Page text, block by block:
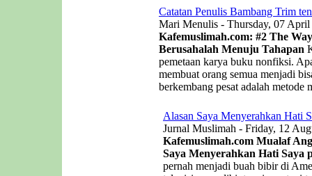
Catatan Penulis Bambang Trim
Mari Menulis - Thursday, 07 April
Kafemuslimah.com: #2 The
Berusahalah Menuju Tahapan
pemetaan karya buku nonfiksi.
membuat orang semua menjadi
berkembang pesat adalah metode
Alasan Saya Menyerahkan Hati
Jurnal Muslimah - Friday, 12
Kafemuslimah.com Mualaf
Saya Menyerahkan Hati Saya
pernah menjadi buah bibir di